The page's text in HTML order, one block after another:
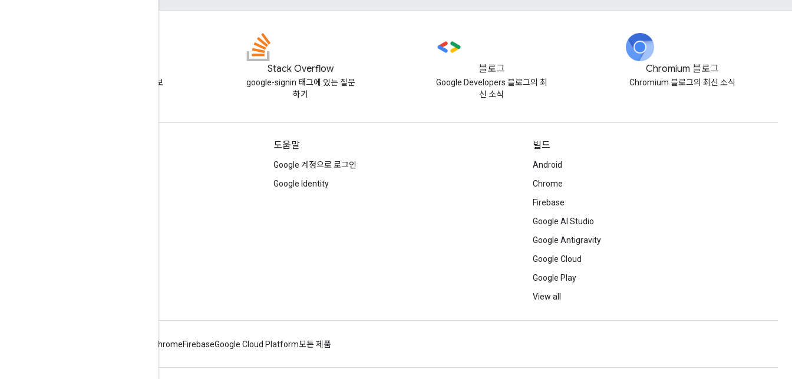
샘플을 선별하여 직접 시험해 보
Stack Overflow
google-signin 태그에 있는 질문
하기
블로그
Google Developers 블로그의 최
신 소식
Chromium 블로그
Chromium 블로그의 최신 소식
도움말
Google 계정으로 로그인
Google Identity
빌드
Android
Chrome
Firebase
Google AI Studio
Google Antigravity
Google Cloud
Google Play
View all
ChromeFirebaseGoogle Cloud Platform모든 제품